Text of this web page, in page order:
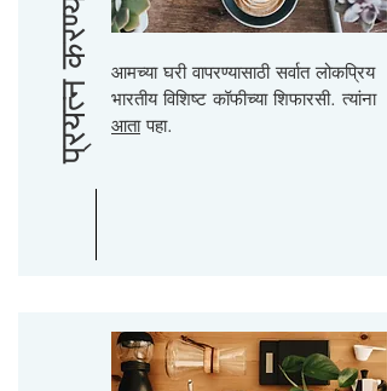
आमच्या घरी वापरण्यासाठी सर्वात लोकप्रिय
भारतीय विशिष्ट कॉफीच्या शिफारसी. त्यांना
आतापहा.